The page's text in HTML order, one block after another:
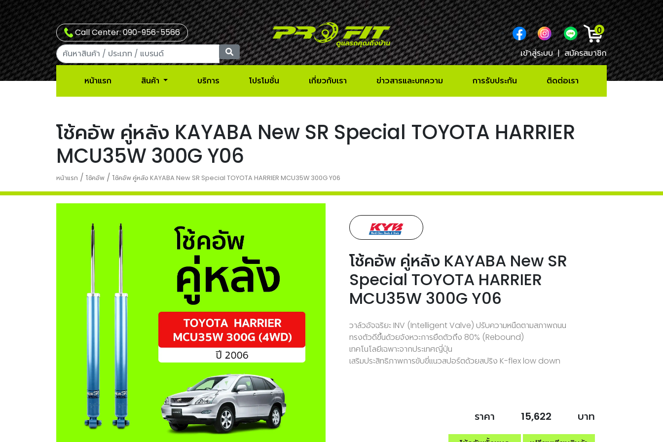
Call Center: 090-956-5566
0
เข้าสู่ระบบ | สมัครสมาชิก
หน้าแรก สินค้า บริการ โปรโมชั่น เกี่ยวกับเรา ข่าวสารและบทความ การรับประกัน ติดต่อเรา
โช้คอัพ คู่หลัง KAYABA New SR Special TOYOTA HARRIER
MCU35W 300G Y06
หน้าแรก / โช้คอัพ / โช้คอัพ คู่หลัง KAYABA New SR Special TOYOTA HARRIER MCU35W 300G Y06
โช้คอัพ คู่หลัง KAYABA New SR
Special TOYOTA HARRIER
MCU35W 300G Y06
วาล์วอัจฉริยะ INV (Intelligent Valve) ปรับความหนืดตามสภาพถนน
ทรงตัวดีขึ้นด้วยจังหวะการยืดตัวถึง 80% (Rebound)
เทคโนโลยีเฉพาะจากประเทศญี่ปุ่น
เสริมประสิทธิภาพการขับขี่แนวสปอร์ตด้วยสปริง K-flex low down
ราคา 15,622 บาท